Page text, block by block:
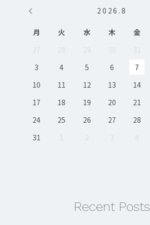
2026 .8
月 火 水 木 金
27
28 29 30 31
3
4 5 6 7
10
11 12 13 14
17
18 19 20 21
24
25 26 27 28
31
1 2 3 4
Recent Posts